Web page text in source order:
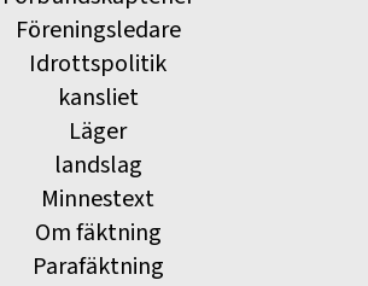
Föreningsledare
Idrottspolitik
kansliet
Läger
landslag
Minnestext
Om fäktning
Parafäktning